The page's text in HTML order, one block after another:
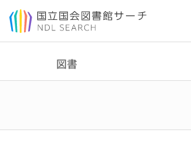
本文へ移動
図書